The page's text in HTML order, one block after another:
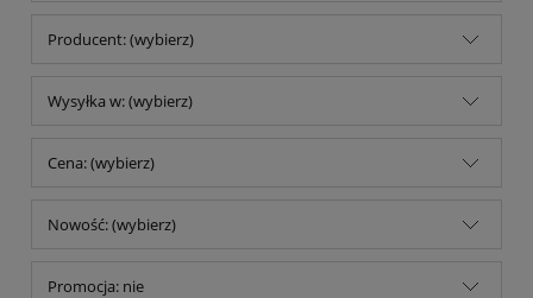
Producent: (wybierz)
Wysyłka w: (wybierz)
Cena: (wybierz)
Nowość: (wybierz)
Promocja: nie